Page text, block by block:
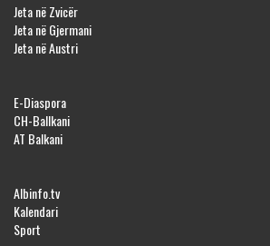
Jeta në Zvicër
Jeta në Gjermani
Jeta në Austri
E-Diaspora
CH-Ballkani
AT Balkani
Albinfo.tv
Kalendari
Sport